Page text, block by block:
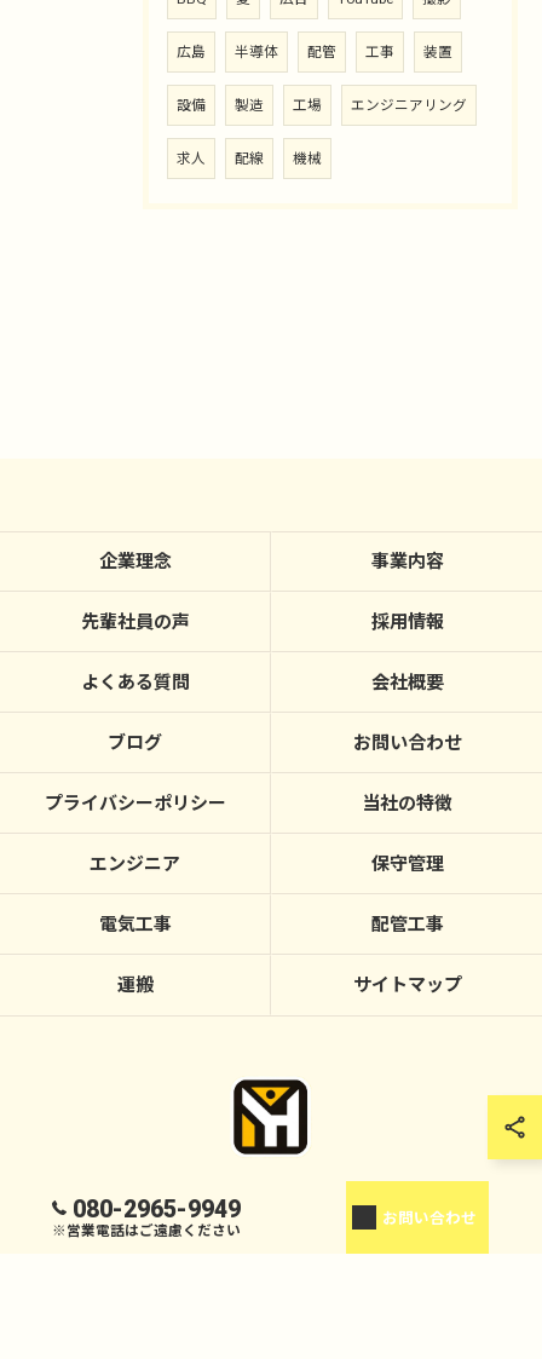
広島 半導体 配管 工事 装置
設備 製造 工場 エンジニアリング
求人 配線 機械
080-2965-9949
※営業電話はご遠慮ください
お問い合わせ
企業理念 事業内容
先輩社員の声 採用情報
よくある質問 会社概要
ブログ お問い合わせ
プライバシーポリシー 当社の特徴
エンジニア 保守管理
電気工事 配管工事
運搬 サイトマップ
© 2026 広島の半導体なら株式会社優陽工業 ALL RIGHTS RESERVED.